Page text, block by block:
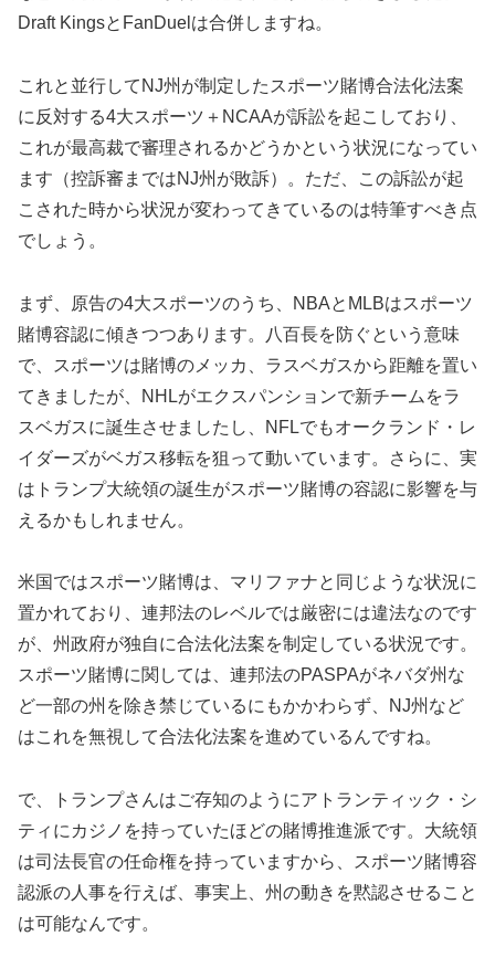
Draft KingsとFanDuelは合併しますね。
これと並行してNJ州が制定したスポーツ賭博合法化法案
に反対する4大スポーツ＋NCAAが訴訟を起こしており、
これが最高裁で審理されるかどうかという状況になってい
ます（控訴審まではNJ州が敗訴）。ただ、この訴訟が起
こされた時から状況が変わってきているのは特筆すべき点
でしょう。
まず、原告の4大スポーツのうち、NBAとMLBはスポーツ
賭博容認に傾きつつあります。八百長を防ぐという意味
で、スポーツは賭博のメッカ、ラスベガスから距離を置い
てきましたが、NHLがエクスパンションで新チームをラ
スベガスに誕生させましたし、NFLでもオークランド・レ
イダーズがベガス移転を狙って動いています。さらに、実
はトランプ大統領の誕生がスポーツ賭博の容認に影響を与
えるかもしれません。
米国ではスポーツ賭博は、マリファナと同じような状況に
置かれており、連邦法のレベルでは厳密には違法なのです
が、州政府が独自に合法化法案を制定している状況です。
スポーツ賭博に関しては、連邦法のPASPAがネバダ州な
ど一部の州を除き禁じているにもかかわらず、NJ州など
はこれを無視して合法化法案を進めているんですね。
で、トランプさんはご存知のようにアトランティック・シ
ティにカジノを持っていたほどの賭博推進派です。大統領
は司法長官の任命権を持っていますから、スポーツ賭博容
認派の人事を行えば、事実上、州の動きを黙認させること
は可能なんです。